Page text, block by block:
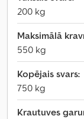
200 kg
Maksimālā
550 kg
Kopējais svars:
750 kg
Krautuves